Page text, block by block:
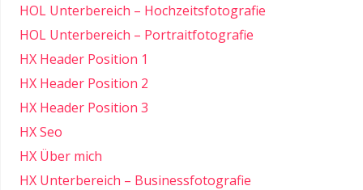
HOL Unterbereich – Hochzeitsfotografie
HOL Unterbereich – Portraitfotografie
HX Header Position 1
HX Header Position 2
HX Header Position 3
HX Seo
HX Über mich
HX Unterbereich – Businessfotografie